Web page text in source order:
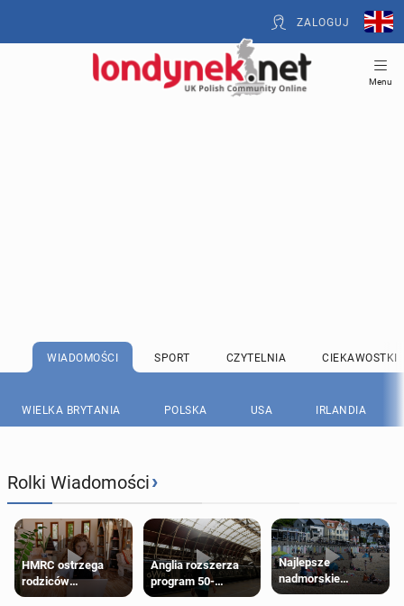
ZALOGUJ
Menu
WIADOMOŚCI SPORT CZYTELNIA CIEKAWOSTKI
WIELKA BRYTANIA POLSKA USA IRLANDIA
Rolki Wiadomości›
HMRC ostrzega
rodziców
pobierających Child
Anglia rozszerza
program 50-
procentowych
Najlepsze
nadmorskie
miasteczko blisko